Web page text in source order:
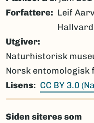
Forfattere
Leif
Utgiver
Naturhistorisk
Norsk entomologisk
Lisens
CC BY 3.0
Siden siteres som